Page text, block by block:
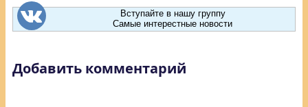
Вступайте в нашу группу
Самые интерестные новости
Добавить комментарий